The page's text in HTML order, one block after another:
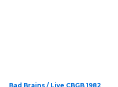
Bad Brains / Live CBGB 1982